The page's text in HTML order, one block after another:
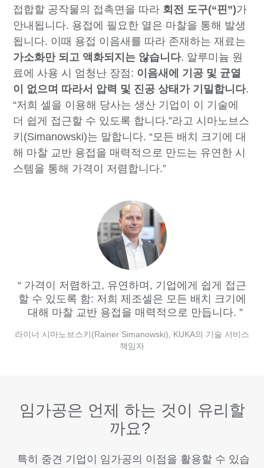
접합할 공작물의 접촉면을 따라 회전 도구(“핀”)가
안내됩니다. 용접에 필요한 열은 마찰을 통해 발생
됩니다. 이때 용접 이음새를 따라 존재하는 재료는
가소화만 되고 액화되지는 않습니다. 알루미늄 원
료에 사용 시 엄청난 장점: 이음새에 기공 및 균열
이 없으며 따라서 압력 및 진공 상태가 기밀합니다.
“저희 셀을 이용해 당사는 생산 기업이 이 기술에
더 쉽게 접근할 수 있도록 합니다.”라고 시마노브스
키(Simanowski)는 말합니다. “모든 배치 크기에 대
해 마찰 교반 용접을 매력적으로 만드는 유연한 시
스템을 통해 가격이 저렴합니다.”
가격이 저렴하고, 유연하며, 기업에게 쉽게 접근
할 수 있도록 함: 저희 제조셀은 모든 배치 크기에
대해 마찰 교반 용접을 매력적으로 만듭니다.
라이너 시마노브스키(Rainer Simanowski), KUKA의 기술 서비스
책임자
임가공은 언제 하는 것이 유리할
까요?
특히 중견 기업이 임가공의 이점을 활용할 수 있습